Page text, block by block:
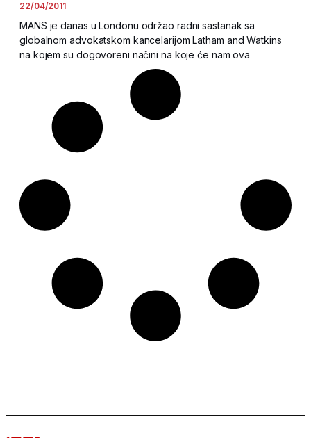
22/04/2011
MANS je danas u Londonu održao radni sastanak sa
globalnom advokatskom kancelarijom Latham and Watkins
na kojem su dogovoreni načini na koje će nam ova